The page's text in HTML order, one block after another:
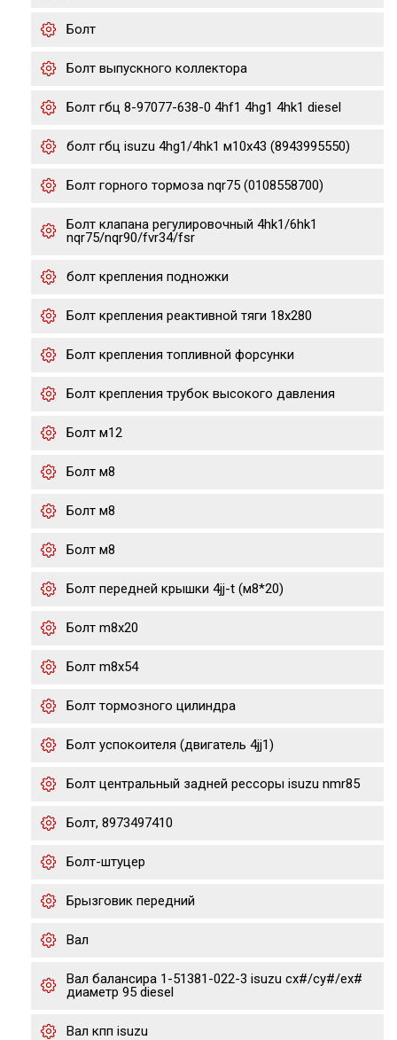
Болт
Болт выпускного коллектора
Болт гбц 8-97077-638-0 4hf1 4hg1 4hk1 diesel
болт гбц isuzu 4hg1/4hk1 м10х43 (8943995550)
Болт горного тормоза nqr75 (0108558700)
Болт клапана регулировочный 4hk1/6hk1
nqr75/nqr90/fvr34/fsr
болт крепления подножки
Болт крепления реактивной тяги 18x280
Болт крепления топливной форсунки
Болт крепления трубок высокого давления
Болт м12
Болт м8
Болт м8
Болт м8
Болт передней крышки 4jj-t (м8*20)
Болт m8x20
Болт m8x54
Болт тормозного цилиндра
Болт успокоителя (двигатель 4jj1)
Болт центральный задней рессоры isuzu nmr85
Болт, 8973497410
Болт-штуцер
Брызговик передний
Вал
Вал балансира 1-51381-022-3 isuzu cx#/cy#/ex#
диаметр 95 diesel
Вал кпп isuzu